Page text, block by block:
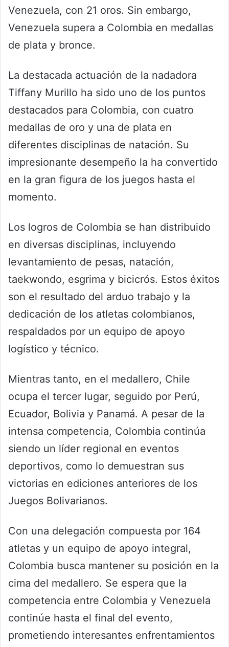
Venezuela, con 21 oros. Sin embargo,
Venezuela supera a Colombia en medallas
de plata y bronce.
La destacada actuación de la nadadora
Tiffany Murillo ha sido uno de los puntos
destacados para Colombia, con cuatro
medallas de oro y una de plata en
diferentes disciplinas de natación. Su
impresionante desempeño la ha convertido
en la gran figura de los juegos hasta el
momento.
Los logros de Colombia se han distribuido
en diversas disciplinas, incluyendo
levantamiento de pesas, natación,
taekwondo, esgrima y bicicrós. Estos éxitos
son el resultado del arduo trabajo y la
dedicación de los atletas colombianos,
respaldados por un equipo de apoyo
logístico y técnico.
Mientras tanto, en el medallero, Chile
ocupa el tercer lugar, seguido por Perú,
Ecuador, Bolivia y Panamá. A pesar de la
intensa competencia, Colombia continúa
siendo un líder regional en eventos
deportivos, como lo demuestran sus
victorias en ediciones anteriores de los
Juegos Bolivarianos.
Con una delegación compuesta por 164
atletas y un equipo de apoyo integral,
Colombia busca mantener su posición en la
cima del medallero. Se espera que la
competencia entre Colombia y Venezuela
continúe hasta el final del evento,
prometiendo interesantes enfrentamientos